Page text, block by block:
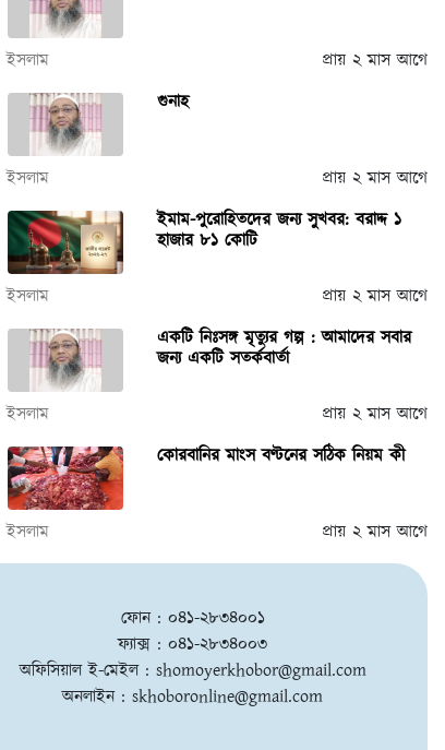
ইসলাম
প্রায় ২ মাস আগে
গুনাহ
ইসলাম
প্রায় ২ মাস আগে
ইমাম-পুরোহিতদের জন্য সুখবর: বরাদ্দ ১
হাজার ৮১ কোটি
ইসলাম
প্রায় ২ মাস আগে
একটি নিঃসঙ্গ মৃত্যুর গল্প : আমাদের সবার
জন্য একটি সতর্কবার্তা
ইসলাম
প্রায় ২ মাস আগে
কোরবানির মাংস বণ্টনের সঠিক নিয়ম কী
ইসলাম প্রায় ২ মাস আগে
ফোন : ০৪১-২৮৩৪০০১
ফ্যাক্স : ০৪১-২৮৩৪০০৩
অফিসিয়াল ই-মেইল : shomoyerkhobor@gmail.com
অনলাইন :skhoboronline@gmail.com